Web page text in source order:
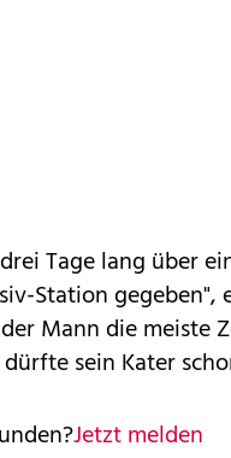
Tage lang über
Station gegeben",
Mann die meiste
sein Kater
Jetzt melden